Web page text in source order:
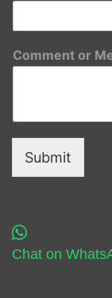
Comment or
Submit
Chat on